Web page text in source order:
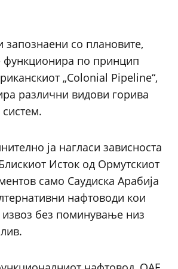
запознаени со плановите,
функционира по принцип
„Colonial Pipeline“,
различни видови горива
ја нагласи зависноста
Исток од Ормутскиот
само Саудиска Арабија
нафтоводи кои
без поминување низ